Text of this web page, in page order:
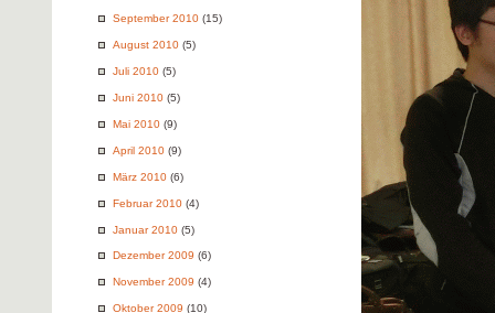
September 2010 (15)
August 2010 (5)
Juli 2010 (5)
Juni 2010 (5)
Mai 2010 (9)
April 2010 (9)
März 2010 (6)
Februar 2010 (4)
Januar 2010 (5)
Dezember 2009 (6)
November 2009 (4)
Oktober 2009 (10)